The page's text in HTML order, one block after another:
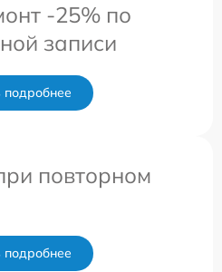
-25% по
записи
подробнее
повторном
подробнее